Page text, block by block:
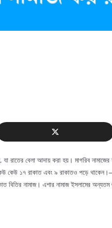
রাতের বেলা আদায় করা হয়। মাগরিব
কেউ ১৭ রাকাত এবং ৯ রাকাতও পড়ে
বিতির নামাজ। এশার নামাজ ইসলামের অন্যতম